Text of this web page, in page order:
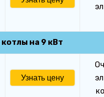
на 9 кВт
Узнать цену